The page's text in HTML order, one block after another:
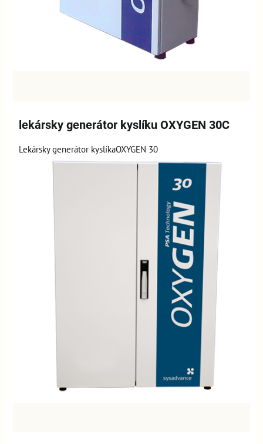
lekársky generátor kyslíku OXYGEN 30C
Lekársky generátor kyslíkaOXYGEN 30